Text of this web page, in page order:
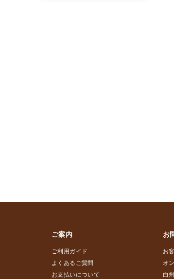
ご案内
ご利用ガイド
よくあるご質問
お支払いについて
お
お
オ
白